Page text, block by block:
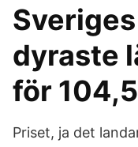
dyraste
för
Priset, ja det